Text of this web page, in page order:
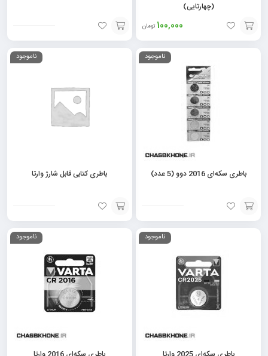
(چهارتایی)
100,000 تومان
افزودن
افزودن
ناموجود
باطری سکه‌ای 2016 دوو (5 عدد)
افزودن
ناموجود
باطری کتابی قابل شارژ وارتا
افزودن
ناموجود ناموجود